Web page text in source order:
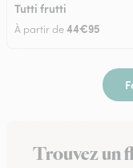
Tutti frutti
À partir de44€95
Trouvez un